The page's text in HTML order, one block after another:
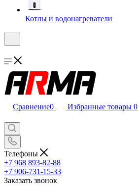
Котлы и водонагреватели
Сравнение0 Избранные товары 0
Телефоны
+7 968 893-82-88
+7 906-731-15-33
Заказать звонок